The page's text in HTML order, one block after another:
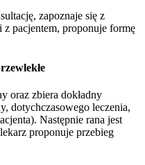
zapoznaje się z
pacjentem, proponuje formę
oraz zbiera dokładny
dotychczasowego leczenia,
Następnie rana jest
proponuje przebieg